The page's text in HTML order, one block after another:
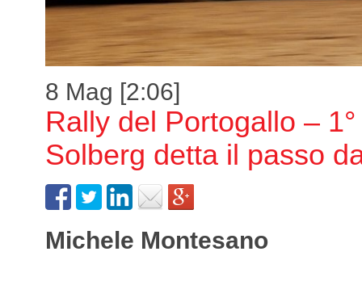
8 Mag [2:06]
Rally del Portogallo –
Solberg detta il passo
Michele Montesano